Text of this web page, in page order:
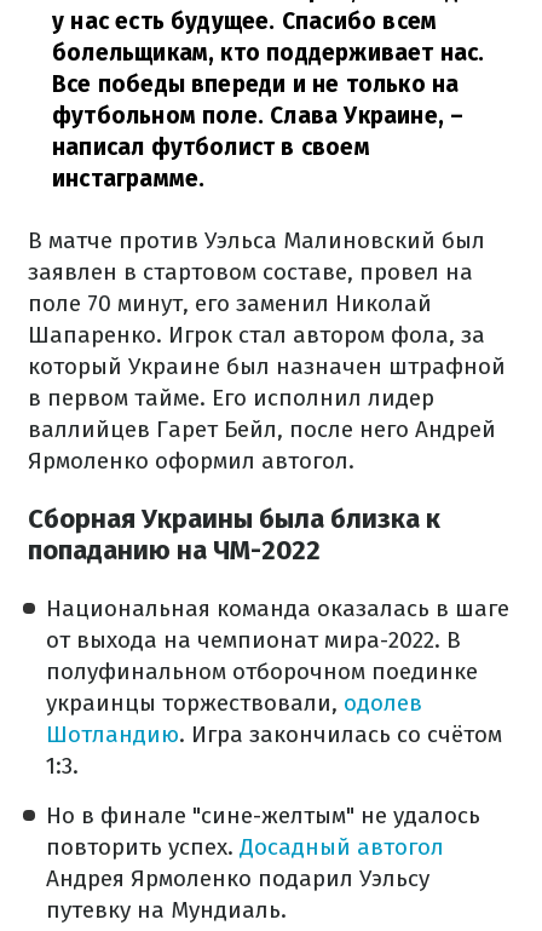
у нас есть будущее. Спасибо всем
болельщикам, кто поддерживает нас.
Все победы впереди и не только на
футбольном поле. Слава Украине, –
написал футболист в своем
инстаграмме.
В матче против Уэльса Малиновский был
заявлен в стартовом составе, провел на
поле 70 минут, его заменил Николай
Шапаренко. Игрок стал автором фола, за
который Украине был назначен штрафной
в первом тайме. Его исполнил лидер
валлийцев Гарет Бейл, после него Андрей
Ярмоленко оформил автогол.
Сборная Украины была близка к
попаданию на ЧМ-2022
Национальная команда оказалась в шаге
от выхода на чемпионат мира-2022. В
полуфинальном отборочном поединке
украинцы торжествовали, одолев
Шотландию. Игра закончилась со счётом
1:3.
Но в финале "сине-желтым" не удалось
повторить успех. Досадный автогол
Андрея Ярмоленко подарил Уэльсу
путевку на Мундиаль.